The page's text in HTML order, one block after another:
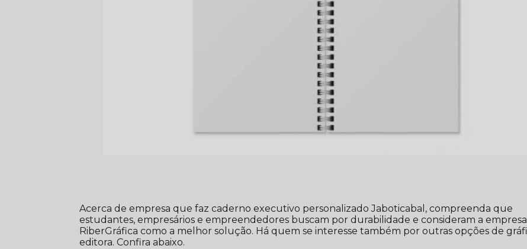
Acerca de empresa que faz caderno executivo personalizado Jaboticabal, compreenda que
estudantes, empresários e empreendedores buscam por durabilidade e consideram a empresa
RiberGráfica como a melhor solução. Há quem se interesse também por outras opções de
editora. Confira abaixo.